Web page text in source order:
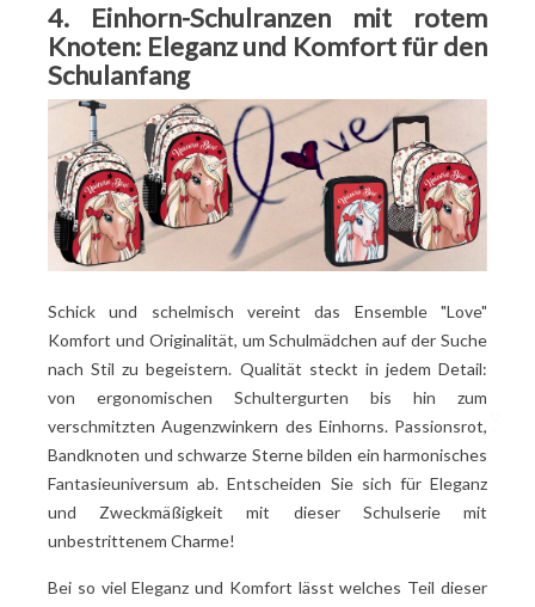
4. Einhorn-Schulranzen mit rotem
Knoten: Eleganz und Komfort für den
Schulanfang
Schick und schelmisch vereint das Ensemble "Love"
Komfort und Originalität, um Schulmädchen auf der Suche
nach Stil zu begeistern. Qualität steckt in jedem Detail:
von ergonomischen Schultergurten bis hin zum
verschmitzten Augenzwinkern des Einhorns. Passionsrot,
Bandknoten und schwarze Sterne bilden ein harmonisches
Fantasieuniversum ab. Entscheiden Sie sich für Eleganz
und Zweckmäßigkeit mit dieser Schulserie mit
unbestrittenem Charme!
Bei so viel Eleganz und Komfort lässt welches Teil dieser